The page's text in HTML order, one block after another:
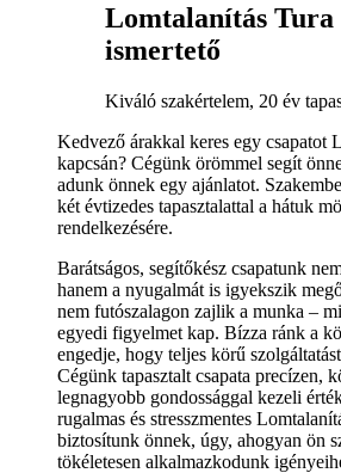
Lomtalanítás Tura
ismertető
Kiváló szakértelem, 20 év
Kedvező árakkal keres egy csapatot
kapcsán? Cégünk örömmel segít
adunk önnek egy ajánlatot.
két évtizedes tapasztalattal a hátuk
rendelkezésére.
Barátságos, segítőkész csapatunk
hanem a nyugalmát is igyekszik
nem futószalagon zajlik a munka –
egyedi figyelmet kap. Bízza ránk a
engedje, hogy teljes körű
Cégünk tapasztalt csapata precízen,
legnagyobb gondossággal kezeli
rugalmas és stresszmentes
biztosítunk önnek, úgy, ahogyan ön
tökéletesen alkalmazkodunk